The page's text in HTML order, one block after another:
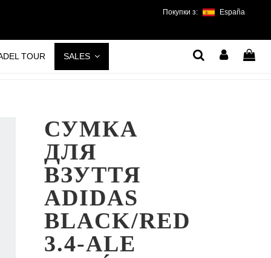
Покупки з: España
TOUR SALES
СУМКА
ДЛЯ
ВЗУТТЯ
ADIDAS
BLACK/RED
3.4-ALE